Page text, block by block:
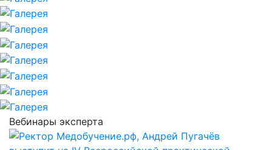
Вебинары эксперта